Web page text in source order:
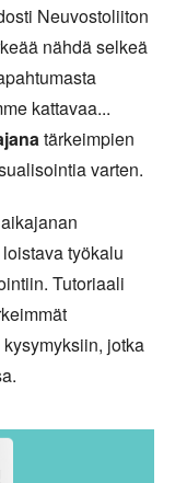
Neuvostoliiton
nähdä selkeä
kattavaa...
tärkeimpien
varten.
työkalu
Tutoriaali
jotka